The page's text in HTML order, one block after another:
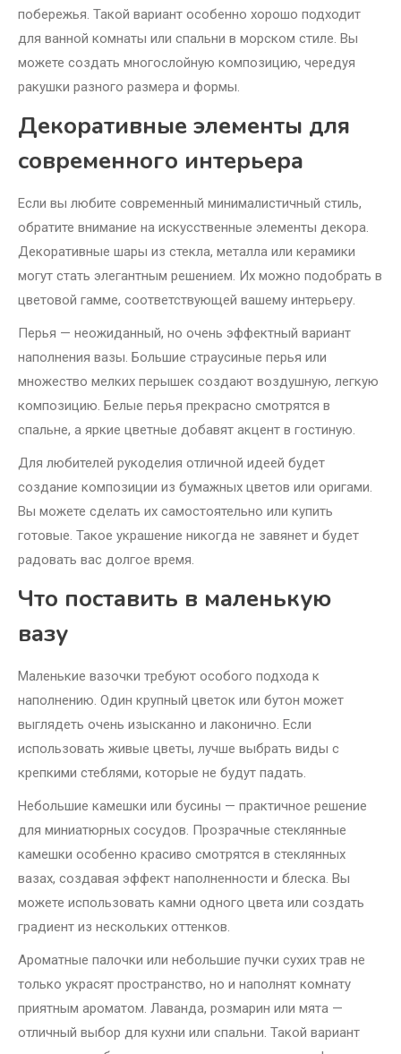
побережья. Такой вариант особенно хорошо подходит
для ванной комнаты или спальни в морском стиле. Вы
можете создать многослойную композицию, чередуя
ракушки разного размера и формы.
Декоративные элементы для
современного интерьера
Если вы любите современный минималистичный стиль,
обратите внимание на искусственные элементы декора.
Декоративные шары из стекла, металла или керамики
могут стать элегантным решением. Их можно подобрать в
цветовой гамме, соответствующей вашему интерьеру.
Перья — неожиданный, но очень эффектный вариант
наполнения вазы. Большие страусиные перья или
множество мелких перышек создают воздушную, легкую
композицию. Белые перья прекрасно смотрятся в
спальне, а яркие цветные добавят акцент в гостиную.
Для любителей рукоделия отличной идеей будет
создание композиции из бумажных цветов или оригами.
Вы можете сделать их самостоятельно или купить
готовые. Такое украшение никогда не завянет и будет
радовать вас долгое время.
Что поставить в маленькую
вазу
Маленькие вазочки требуют особого подхода к
наполнению. Один крупный цветок или бутон может
выглядеть очень изысканно и лаконично. Если
использовать живые цветы, лучше выбрать виды с
крепкими стеблями, которые не будут падать.
Небольшие камешки или бусины — практичное решение
для миниатюрных сосудов. Прозрачные стеклянные
камешки особенно красиво смотрятся в стеклянных
вазах, создавая эффект наполненности и блеска. Вы
можете использовать камни одного цвета или создать
градиент из нескольких оттенков.
Ароматные палочки или небольшие пучки сухих трав не
только украсят пространство, но и наполнят комнату
приятным ароматом. Лаванда, розмарин или мята —
отличный выбор для кухни или спальни. Такой вариант